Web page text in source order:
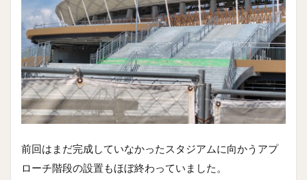
前回はまだ完成していなかったスタジアムに向かうアプ
ローチ階段の設置もほぼ終わっていました。